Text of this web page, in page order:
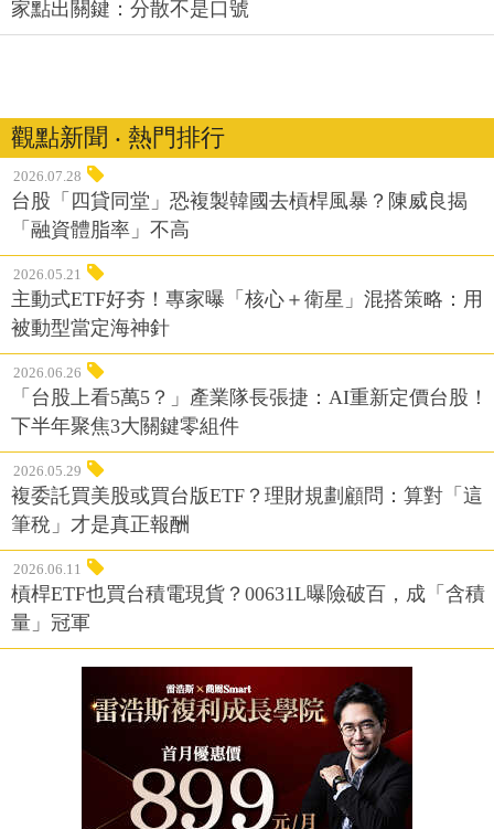
家點出關鍵：分散不是口號
觀點新聞 ‧ 熱門排行
2026.07.28
台股「四貸同堂」恐複製韓國去槓桿風暴？陳威良揭
「融資體脂率」不高
2026.05.21
主動式ETF好夯！專家曝「核心＋衛星」混搭策略：用
被動型當定海神針
2026.06.26
「台股上看5萬5？」產業隊長張捷：AI重新定價台股！
下半年聚焦3大關鍵零組件
2026.05.29
複委託買美股或買台版ETF？理財規劃顧問：算對「這
筆稅」才是真正報酬
2026.06.11
槓桿ETF也買台積電現貨？00631L曝險破百，成「含積
量」冠軍